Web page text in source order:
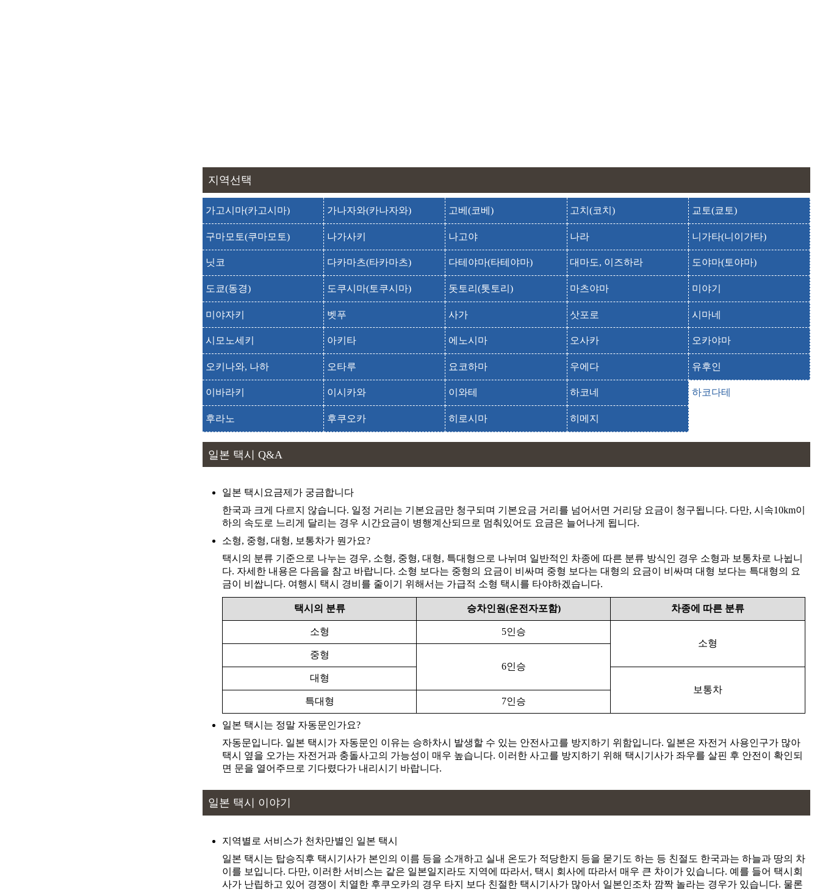
출발 도착
유노카와 온천
유니클로 하코다테 쇼와타운프라자점
출발 도착
유쿠라 신사
유쿠라 진자
출발 카톨릭 모토마치 교회
출발 도착
출발 도착 키쿠요식당
출발 도착 키타지마사부로 기념관
타치마치미사키
출발 도착
타쿠보쿠 소공원
타쿠보쿠 쇼코엔
출발 도착 토라피스치누 수도원
출발 도착 하치만자카
출발 도착
하코다테 공원
하코다테 코엔
출발 도착 하코다테 부교쇼
출발 도착
하코다테 산
하코다테야마
출발 도착 하코다테 세이칸연락선 기념관 마슈마루
출발 도착
하코다테 중화회관
하코다테 츄카카이칸
하코다테 크리스마스판타지
하코다테 하리스토스 정교회
출발 도착 하코다테시 구 영국영사관
출발 도착 하코다테시 문학관
출발 도착 하코다테시 북방민족자료관
출발 도착
하코다테시 북양자료관
하코다테시 호쿠요 시료칸
출발 도착 하코다테시 열대식물원
출발 도착 하코다테아사이치
출발 도착 홋카이도 사카모토료마 기념관
출발 도착 홋카이도립 하코다테 미술관
출발 도착
후나다마 신사
후나다마 신자
지역선택
가고시마(카고시마) 가나자와(카나자와) 고베(코베) 고치(코치) 교토(쿄토)
구마모토(쿠마모토) 나가사키 나고야 나라 니가타(니이가타)
닛코 다카마츠(타카마츠) 다테야마(타테야마) 대마도, 이즈하라 도야마(토야마)
도쿄(동경) 도쿠시마(토쿠시마) 돗토리(톳토리) 마츠야마 미야기
미야자키 벳푸 사가 삿포로 시마네
시모노세키 아키타 에노시마 오사카 오카야마
오키나와, 나하 오타루 요코하마 우에다 유후인
이바라키 이시카와 이와테 하코네 하코다테
후라노 후쿠오카 히로시마 히메지
일본 택시 Q&A
일본 택시요금제가 궁금합니다
한국과 크게 다르지 않습니다. 일정 거리는 기본요금만 청구되며 기본요금 거리를 넘어서면 거리당 요금이 청구됩니다. 다만, 시속10km이
하의 속도로 느리게 달리는 경우 시간요금이 병행계산되므로 멈춰있어도 요금은 늘어나게 됩니다.
소형, 중형, 대형, 보통차가 뭔가요?
택시의 분류 기준으로 나누는 경우, 소형, 중형, 대형, 특대형으로 나뉘며 일반적인 차종에 따른 분류 방식인 경우 소형과 보통차로 나뉩니
다. 자세한 내용은 다음을 참고 바랍니다. 소형 보다는 중형의 요금이 비싸며 중형 보다는 대형의 요금이 비싸며 대형 보다는 특대형의 요
금이 비쌉니다. 여행시 택시 경비를 줄이기 위해서는 가급적 소형 택시를 타야하겠습니다.
택시의 분류 승차인원(운전자포함) 차종에 따른 분류
소형
5인승
소형
중형
6인승
대형
보통차
특대형
7인승
일본 택시는 정말 자동문인가요?
자동문입니다. 일본 택시가 자동문인 이유는 승하차시 발생할 수 있는 안전사고를 방지하기 위함입니다. 일본은 자전거 사용인구가 많아
택시 옆을 오가는 자전거과 충돌사고의 가능성이 매우 높습니다. 이러한 사고를 방지하기 위해 택시기사가 좌우를 살핀 후 안전이 확인되
면 문을 열어주므로 기다렸다가 내리시기 바랍니다.
일본 택시 이야기
지역별로 서비스가 천차만별인 일본 택시
일본 택시는 탑승직후 택시기사가 본인의 이름 등을 소개하고 실내 온도가 적당한지 등을 묻기도 하는 등 친절도 한국과는 하늘과 땅의 차
이를 보입니다. 다만, 이러한 서비스는 같은 일본일지라도 지역에 따라서, 택시 회사에 따라서 매우 큰 차이가 있습니다. 예를 들어 택시회
사가 난립하고 있어 경쟁이 치열한 후쿠오카의 경우 타지 보다 친절한 택시기사가 많아서 일본인조차 깜짝 놀라는 경우가 있습니다. 물론